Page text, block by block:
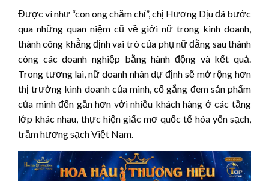
Được ví như “con ong chăm chỉ”, chị Hương Dịu đã bước
qua những quan niệm cũ về giới nữ trong kinh doanh,
thành công khẳng định vai trò của phụ nữ đằng sau thành
công các doanh nghiệp bằng hành động và kết quả.
Trong tương lai, nữ doanh nhân dự định sẽ mở rộng hơn
thị trường kinh doanh của mình, cố gắng đem sản phẩm
của mình đến gần hơn với nhiều khách hàng ở các tầng
lớp khác nhau, thực hiện giấc mơ quốc tế hóa yến sạch,
trầm hương sạch Việt Nam.